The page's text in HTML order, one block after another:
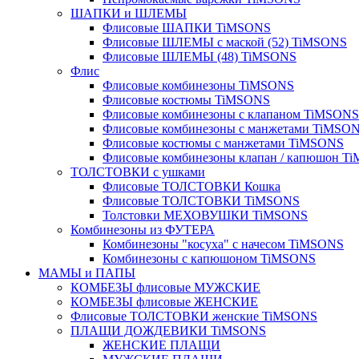
ШАПКИ и ШЛЕМЫ
Флисовые ШАПКИ TiMSONS
Флисовые ШЛЕМЫ с маской (52) TiMSONS
Флисовые ШЛЕМЫ (48) TiMSONS
Флис
Флисовые комбинезоны TiMSONS
Флисовые костюмы TiMSONS
Флисовые комбинезоны с клапаном TiMSONS
Флисовые комбинезоны с манжетами
Флисовые костюмы с манжетами TiMSONS
Флисовые комбинезоны клапан / капюшон
ТОЛСТОВКИ с ушками
Флисовые ТОЛСТОВКИ Кошка
Флисовые ТОЛСТОВКИ TiMSONS
Толстовки МЕХОВУШКИ TiMSONS
Комбинезоны из ФУТЕРА
Комбинезоны "косуха" с начесом TiMSONS
Комбинезоны с капюшоном TiMSONS
МАМЫ и ПАПЫ
КОМБЕЗЫ флисовые МУЖСКИЕ
КОМБЕЗЫ флисовые ЖЕНСКИЕ
Флисовые ТОЛСТОВКИ женские TiMSONS
ПЛАЩИ ДОЖДЕВИКИ TiMSONS
ЖЕНСКИЕ ПЛАЩИ